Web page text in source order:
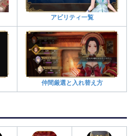
アビリティ一覧
仲間厳選と入れ替え方